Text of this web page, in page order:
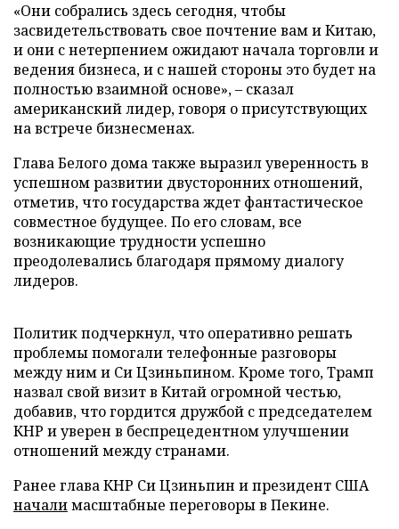
«Они собрались здесь сегодня, чтобы
засвидетельствовать свое почтение вам и Китаю,
и они с нетерпением ожидают начала торговли и
ведения бизнеса, и с нашей стороны это будет на
полностью взаимной основе», – сказал
американский лидер, говоря о присутствующих
на встрече бизнесменах.
Глава Белого дома также выразил уверенность в
успешном развитии двусторонних отношений,
отметив, что государства ждет фантастическое
совместное будущее. По его словам, все
возникающие трудности успешно
преодолевались благодаря прямому диалогу
лидеров.
Политик подчеркнул, что оперативно решать
проблемы помогали телефонные разговоры
между ним и Си Цзиньпином. Кроме того, Трамп
назвал свой визит в Китай огромной честью,
добавив, что гордится дружбой с председателем
КНР и уверен в беспрецедентном улучшении
отношений между странами.
Ранее глава КНР Си Цзиньпин и президент США
началимасштабные переговоры в Пекине.